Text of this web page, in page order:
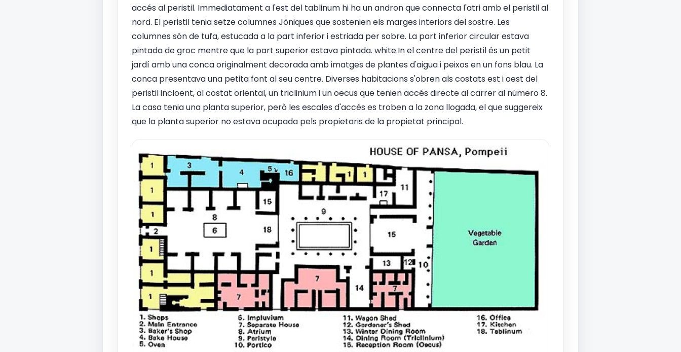
accés al peristil. Immediatament a l'est del tablinum hi ha un andron que connecta l'atri amb el peristil al
nord. El peristil tenia setze columnes Jòniques que sostenien els marges interiors del sostre. Les
columnes són de tufa, estucada a la part inferior i estriada per sobre. La part inferior circular estava
pintada de groc mentre que la part superior estava pintada. white.In el centre del peristil és un petit
jardí amb una conca originalment decorada amb imatges de plantes d'aigua i peixos en un fons blau. La
conca presentava una petita font al seu centre. Diverses habitacions s'obren als costats est i oest del
peristil incloent, al costat oriental, un triclinium i un oecus que tenien accés directe al carrer al número 8.
La casa tenia una planta superior, però les escales d'accés es troben a la zona llogada, el que suggereix
que la planta superior no estava ocupada pels propietaris de la propietat principal.